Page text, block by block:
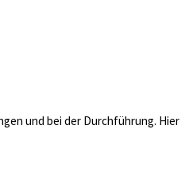
und bei der Durchführung. Hier